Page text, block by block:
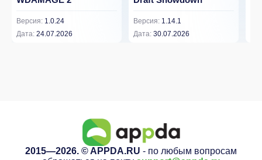
Версия: 1.0.24
Дата: 24.07.2026
Версия: 1.14.1
Дата: 30.07.2026
2015—2026. © APPDA.RU - по любым вопросам